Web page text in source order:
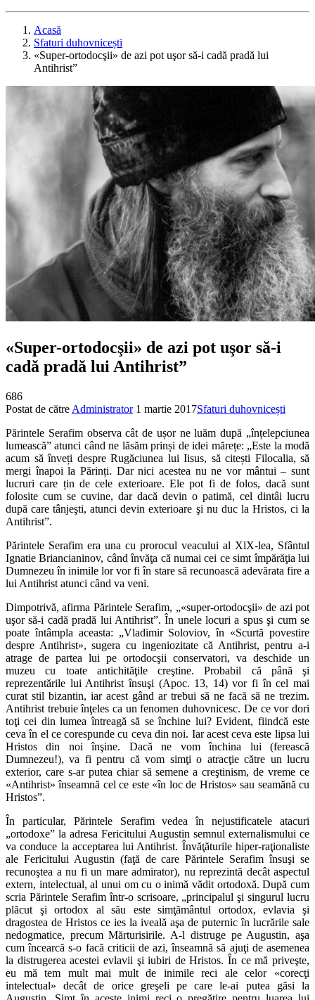
Acasă
Sfaturi duhovnicești
«Super-ortodocşii» de azi pot uşor să-i cadă pradă lui
Antihrist”
«Super-ortodocşii» de azi pot uşor să-i
cadă pradă lui Antihrist”
686
Postat de către Administrator 1 martie 2017Sfaturi duhovnicești
Părintele Serafim observa cât de ușor ne luăm după „înțelepciunea
lumească” atunci când ne lăsăm prinși de idei mărețe: „Este la modă
acum să înveți despre Rugăciunea lui Iisus, să citești Filocalia, să
mergi înapoi la Părinți. Dar nici acestea nu ne vor mântui – sunt
lucruri care țin de cele exterioare. Ele pot fi de folos, dacă sunt
folosite cum se cuvine, dar dacă devin o patimă, cel dintâi lucru
după care tânjeşti, atunci devin exterioare şi nu duc la Hristos, ci la
Antihrist”.
Părintele Serafim era una cu prorocul veacului al XlX-lea, Sfântul
Ignatie Briancianinov, când învăţa că numai cei ce simt împărăţia lui
Dumnezeu în inimile lor vor fi în stare să recunoască adevărata fire a
lui Antihrist atunci când va veni.
Dimpotrivă, afirma Părintele Serafim, „«super-ortodocşii» de azi pot
uşor să-i cadă pradă lui Antihrist”. În unele locuri a spus şi cum se
poate întâmpla aceasta: „Vladimir Soloviov, în «Scurtă povestire
despre Antihrist», sugera cu ingeniozitate că Antihrist, pentru a-i
atrage de partea lui pe ortodocşii conservatori, va deschide un
muzeu cu toate antichităţile creştine. Probabil că până şi
reprezentările lui Antihrist însuşi (Apoc. 13, 14) vor fi în cel mai
curat stil bizantin, iar acest gând ar trebui să ne facă să ne trezim.
Antihrist trebuie înţeles ca un fenomen duhovnicesc. De ce vor dori
toţi cei din lumea întreagă să se închine lui? Evident, fiindcă este
ceva în el ce corespunde cu ceva din noi. Iar acest ceva este lipsa lui
Hristos din noi înşine. Dacă ne vom închina lui (ferească
Dumnezeu!), va fi pentru că vom simţi o atracţie către un lucru
exterior, care s-ar putea chiar să semene a creştinism, de vreme ce
«Antihrist» în­seamnă cel ce este «în loc de Hristos» sau seamănă cu
Hristos”.
În particular, Părintele Serafim vedea în nejustificatele atacuri
„ortodoxe” la adresa Fericitului Augustin semnul externalismului ce
va conduce la acceptarea lui Antihrist. Învăţăturile hiper-raţionaliste
ale Fericitului Augustin (faţă de care Părintele Serafim însuşi se
recunoştea a nu fi un mare admirator), nu reprezintă decât aspectul
extern, intelectual, al unui om cu o inimă vădit ortodoxă. După cum
scria Părintele Serafim într-o scrisoare, „principalul şi singurul lucru
plăcut şi ortodox al său este simţământul ortodox, evlavia şi
dragostea de Hristos ce ies la iveală aşa de puternic în lucrările sale
nedogmatice, precum Mărturisirile. A-l distruge pe Augustin, aşa
cum încearcă s-o facă criticii de azi, înseamnă să ajuţi de asemenea
la distru­gerea acestei evlavii şi iubiri de Hristos. În ce mă priveşte,
eu mă tem mult mai mult de inimile reci ale celor «corecţi
intelectual» decât de orice greşeli pe care le-ai putea găsi la